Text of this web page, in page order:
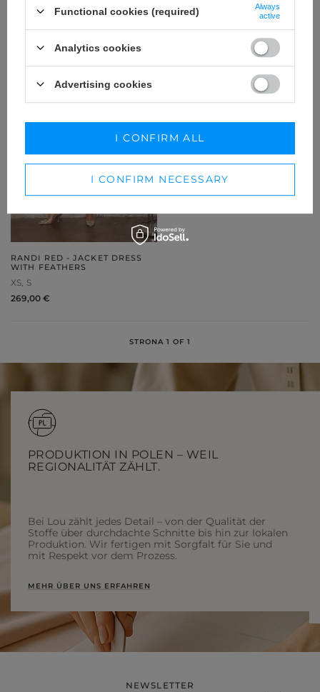
RANDI RED - JACKET DRESS
WITH FEATHERS
XS S
269,00 €
STRONA 1 OF 1
PRODUKTION IN POLEN – WEIL
REGIONALITÄT ZÄHLT.
Bei Lou zählt jedes Detail – von der Qualität der
Stoffe über durchdachte Schnitte bis hin zur lokalen
Produktion. Wir fertigen mit Sorgfalt für Sie und
mit Respekt vor dem Prozess.
MEHR ÜBER UNS ERFAHREN
NEWSLETTER
Functional cookies (required)
Always
active
Analytics cookies
Advertising cookies
I CONFIRM NECESSARY
I CONFIRM ALL